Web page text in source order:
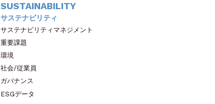
SUSTAINABILITY
サステナビリティ
サステナビリティマネジメント
重要課題
環境
社会/従業員
ガバナンス
ESGデータ